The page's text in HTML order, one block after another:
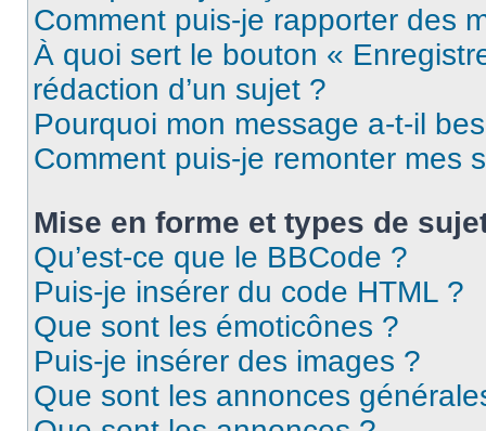
Comment puis-je rapporter des
À quoi sert le bouton «
rédaction d’un sujet ?
Pourquoi mon message a-t-il
Comment puis-je remonter mes
Mise en forme et types de
Qu’est-ce que le BBCode ?
Puis-je insérer du code HTML ?
Que sont les émoticônes ?
Puis-je insérer des images ?
Que sont les annonces